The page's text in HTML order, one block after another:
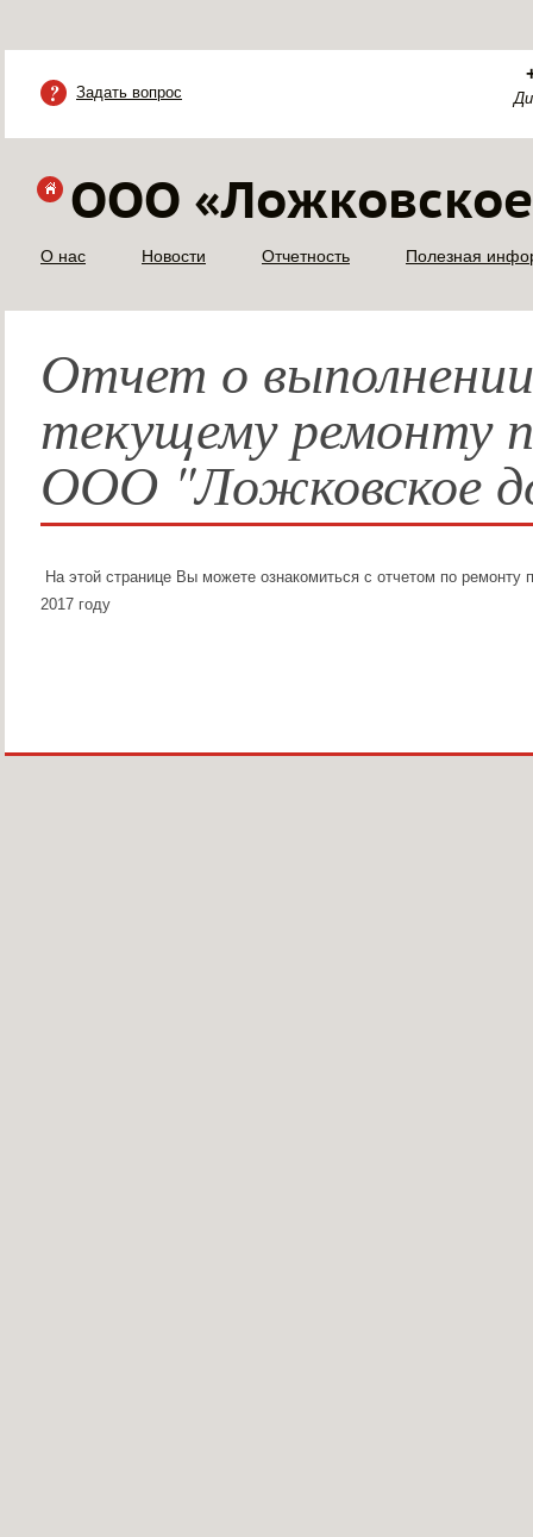
Задать вопрос
ООО
О нас Новости Отчетность Полезная
Отчет о
текущему ремонту
ООО "Ложковское
На этой странице Вы можете ознакомиться с отчетом по ремонту
2017 году